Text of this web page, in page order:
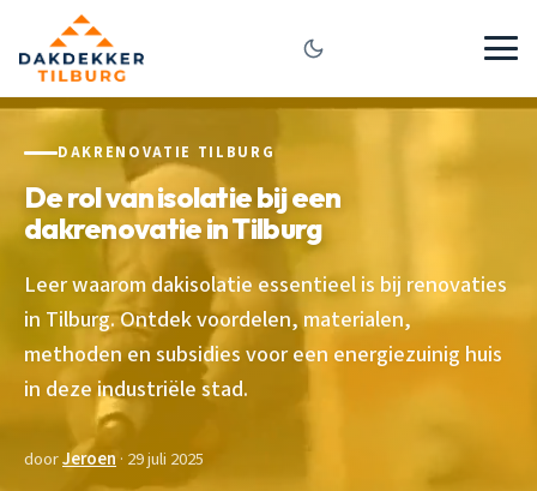
DAKRENOVATIE TILBURG
De rol van isolatie bij een
dakrenovatie in Tilburg
Leer waarom dakisolatie essentieel is bij renovaties
in Tilburg. Ontdek voordelen, materialen,
methoden en subsidies voor een energiezuinig huis
in deze industriële stad.
doorJeroen· 29 juli 2025